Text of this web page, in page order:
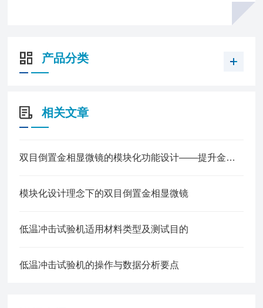
产品分类
相关文章
双目倒置金相显微镜的模块化功能设计——提升金相组织观察的精准度
模块化设计理念下的双目倒置金相显微镜
低温冲击试验机适用材料类型及测试目的
低温冲击试验机的操作与数据分析要点